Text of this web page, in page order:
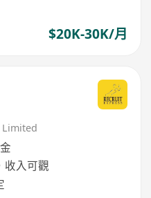
$20K-30K/月
Limited
收入可觀